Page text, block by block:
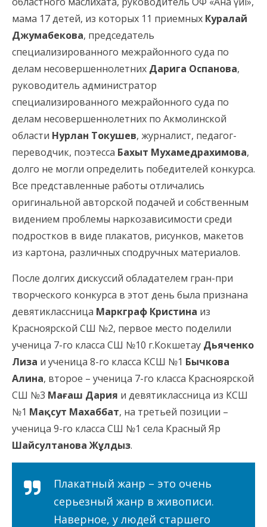
мама 17 детей, из которых 11 приемных Куралай
Джумабекова, председатель
специализированного межрайонного суда по
делам несовершеннолетних Дарига Оспанова,
руководитель администратор
специализированного межрайонного суда по
делам несовершеннолетних по Акмолинской
области Нурлан Токушев, журналист, педагог-
переводчик, поэтесса Бахыт Мухамедрахимова,
долго не могли определить победителей конкурса.
Все представленные работы отличались
оригинальной авторской подачей и собственным
видением проблемы наркозависимости среди
подростков в виде плакатов, рисунков, макетов
из картона, различных сподручных материалов.
После долгих дискуссий обладателем гран-при
творческого конкурса в этот день была признана
девятиклассница Маркграф Кристина из
Красноярской СШ №2, первое место поделили
ученица 7-го класса СШ №10 г.Кокшетау Дьяченко
Лиза и ученица 8-го класса КСШ №1 Бычкова
Алина, второе – ученица 7-го класса Красноярской
СШ №3 Мағаш Дария и девятиклассница из КСШ
№1 Мақсут Махаббат, на третьей позиции –
ученица 9-го класса СШ №1 села Красный Яр
Шайсултанова Жұлдыз.
Плакатный жанр – это очень
серьезный жанр в живописи.
Наверное, у людей старшего